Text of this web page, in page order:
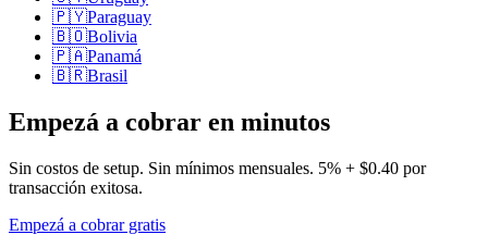
🇵🇾Paraguay
🇧🇴Bolivia
🇵🇦Panamá
🇧🇷Brasil
Empezá a cobrar en minutos
Sin costos de setup. Sin mínimos mensuales. 5% + $0.40 por
transacción exitosa.
Empezá a cobrar gratis